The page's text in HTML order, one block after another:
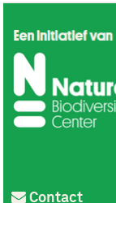
Contact